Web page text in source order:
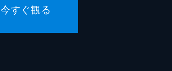
すぐ観る